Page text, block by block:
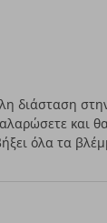
διάσταση
και
όλα τα